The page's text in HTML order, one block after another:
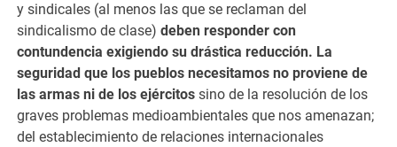
y sindicales (al menos las que se reclaman del
sindicalismo de clase)deben responder con
contundencia exigiendo su drástica reducción. La
seguridad que los pueblos necesitamos no proviene de
las armas ni de los ejércitos sino de la resolución de los
graves problemas medioambientales que nos amenazan;
del establecimiento de relaciones internacionales